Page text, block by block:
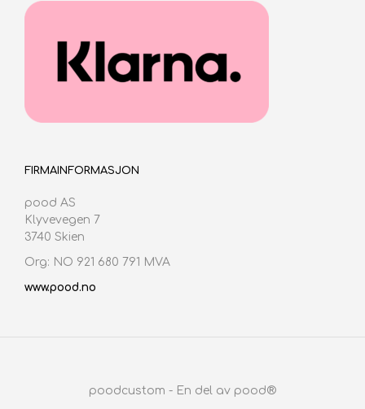
FIRMAINFORMASJON
pood AS
Klyvevegen 7
3740 Skien
Org: NO 921 680 791 MVA
www.pood.no
poodcustom - En del av pood®